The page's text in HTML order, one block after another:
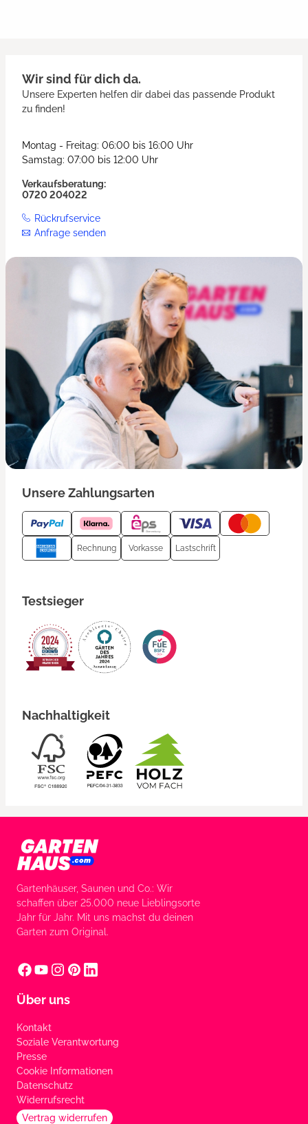
Wir sind für dich da.
Unsere Experten helfen dir dabei das passende Produkt
zu finden!
Montag - Freitag: 06:00 bis 16:00 Uhr
Samstag: 07:00 bis 12:00 Uhr
Verkaufsberatung:
0720 204022
Rückrufservice
Anfrage senden
Unsere Zahlungsarten
Rechnung Vorkasse Lastschrift
Testsieger
Nachhaltigkeit
Gartenhäuser, Saunen und Co.: Wir
schaffen über 25.000 neue Lieblingsorte
Jahr für Jahr. Mit uns machst du deinen
Garten zum Original.
Über uns
Kontakt
Soziale Verantwortung
Presse
Cookie Informationen
Datenschutz
Widerrufsrecht
Vertrag widerrufen